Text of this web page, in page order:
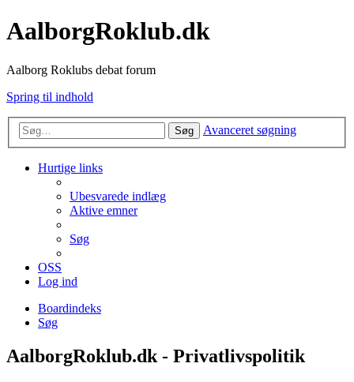
AalborgRoklub.dk
Aalborg Roklubs debat forum
Spring til indhold
Søg Avanceret søgning
Hurtige links
Ubesvarede indlæg
Aktive emner
Søg
OSS
Log ind
Boardindeks
Søg
AalborgRoklub.dk - Privatlivspolitik